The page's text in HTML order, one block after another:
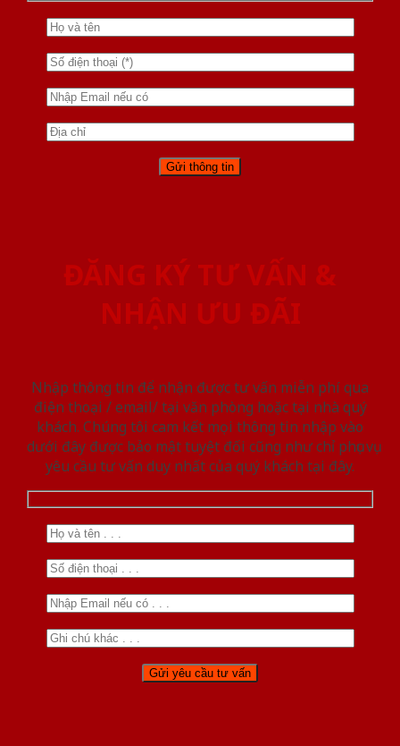
ĐĂNG KÝ TƯ VẤN &
NHẬN ƯU ĐÃI
Nhập thông tin để nhận được tư vấn miễn phí qua
điện thoại / email/ tại văn phòng hoặc tại nhà quý
khách. Chúng tôi cam kết mọi thông tin nhập vào
dưới đây được bảo mật tuyệt đối cũng như chỉ phục vụ
yêu cầu tư vấn duy nhất của quý khách tại đây.